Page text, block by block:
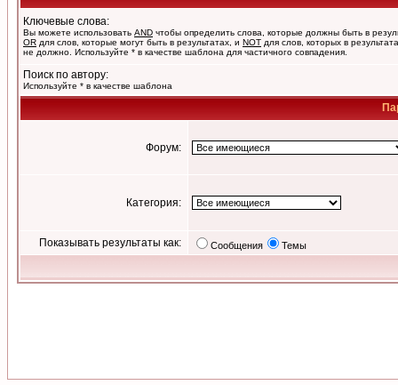
Ключевые слова:
Вы можете использовать AND чтобы определить слова, которые должны быть в
OR для слов, которые могут быть в результатах, и NOT для слов, которых в
не должно. Используйте * в качестве шаблона для частичного совпадения.
Поиск по автору:
Используйте * в качестве шаблона
Форум:
Категория:
Показывать результаты как: Сообщения Темы